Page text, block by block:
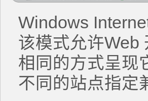
Windows
该模式允许Web
相同的方式呈现
不同的站点指定